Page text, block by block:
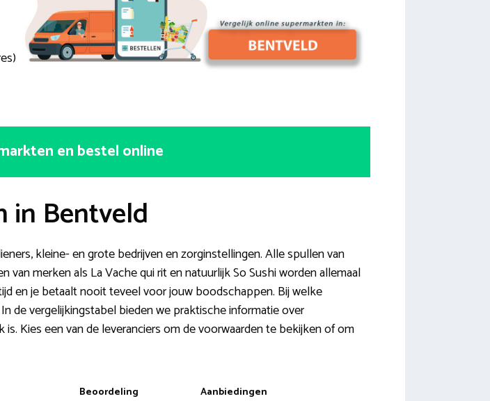
en bestel online
in Bentveld
kleine- en grote bedrijven en zorginstellingen. Alle spullen van
merken als La Vache qui rit en natuurlijk So Sushi worden allemaal
en je betaalt nooit teveel voor jouw boodschappen. Bij welke
de vergelijkingstabel bieden we praktische informatie over
Kies een van de leveranciers om de voorwaarden te bekijken of om
Beoordeling Aanbiedingen